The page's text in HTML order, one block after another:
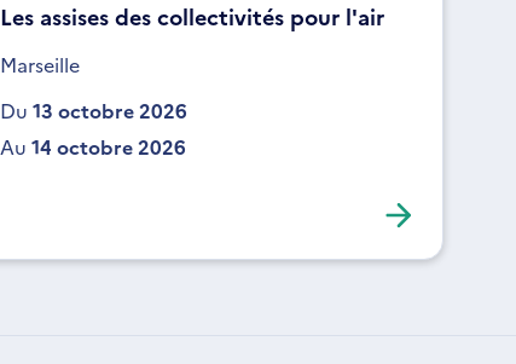
Les assises des collectivités pour l'air
Marseille
Du 13 octobre 2026
Au 14 octobre 2026